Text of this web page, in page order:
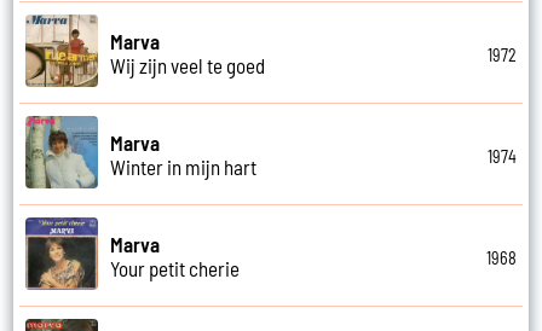
Marva
Wij zijn veel te goed
1972
Marva
Winter in mijn hart
1974
Marva
Your petit cherie
1968